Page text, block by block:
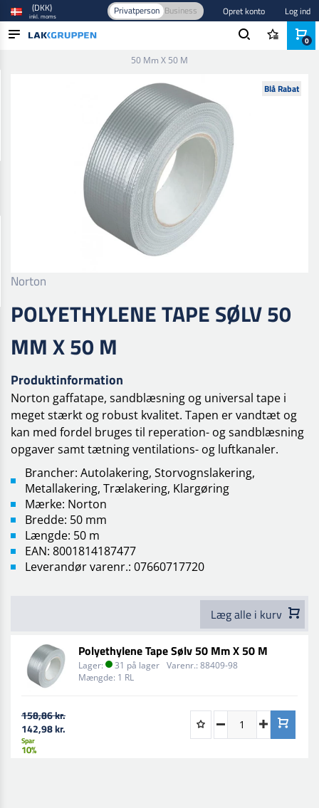
(DKK)
inkl. moms Privatperson Business Opret konto Log ind
50 Mm X 50 M
Blå Rabat
Norton
POLYETHYLENE TAPE SØLV 50
MM X 50 M
Produktinformation
Norton gaffatape, sandblæsning og universal tape i
meget stærkt og robust kvalitet. Tapen er vandtæt og
kan med fordel bruges til reperation- og sandblæsning
opgaver samt tætning ventilations- og luftkanaler.
Brancher: Autolakering, Storvognslakering,
Metallakering, Trælakering, Klargøring
Mærke: Norton
Bredde: 50 mm
Længde: 50 m
EAN: 8001814187477
Leverandør varenr.: 07660717720
Læg alle i kurv
Polyethylene Tape Sølv 50 Mm X 50 M
Lager: 31 på lager Varenr.: 88409-98
Mængde: 1 RL
158,86 kr.
142,98 kr.
Spar
10%
0